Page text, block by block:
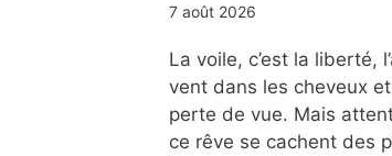
7 août 2026
La voile, c’est la liberté,
vent dans les cheveux et
perte de vue. Mais
ce rêve se cachent des